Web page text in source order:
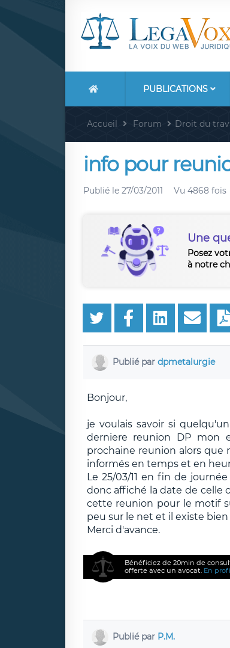
PUBLICATIONS
Accueil Forum Droit du
info pour
Publié le 27/03/2011 Vu 4868 fois
Une
Posez
à notre
Publié par dpmetalurgie
Bonjour,
je voulais savoir si
derniere reunion DP mon
prochaine reunion alors que
informés en temps et en
Le 25/03/11 en fin de
donc affiché la date de celle
cette reunion pour le motif
peu sur le net et il existe
Merci d'avance.
Bénéficiez de 20min de
offerte avec un avocat. En
Publié par P.M.